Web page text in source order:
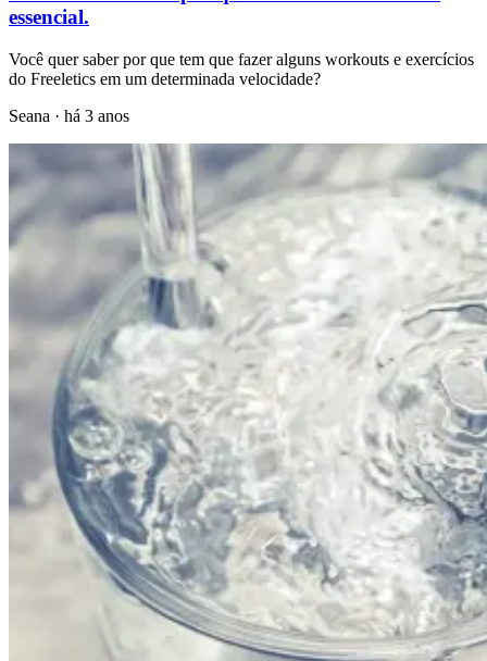
essencial.
Você quer saber por que tem que fazer alguns workouts e exercícios
do Freeletics em um determinada velocidade?
Seana · há 3 anos